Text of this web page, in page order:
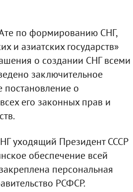
по формированию СНГ,
и азиатских государств»
о создании СНГ всеми
заключительное
постановление о
его законных прав и
уходящий Президент СССР
обеспечение всей
персональная
РСФСР.